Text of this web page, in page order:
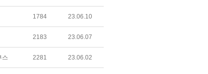
1784 23.06.10
2183 23.06.07
스 2281 23.06.02